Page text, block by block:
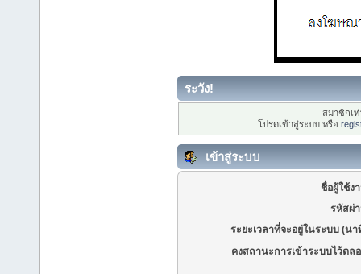
ระวัง!
สมาชิกเ
โปรดเข้าสู่ระบบ หรือ
เข้าสู่ระบบ
ชื่อผู้ใช้ง
รหัสผ่
ระยะเวลาที่จะอยู่ในระบบ (นา
คงสถานะการเข้าระบบไว้ตล